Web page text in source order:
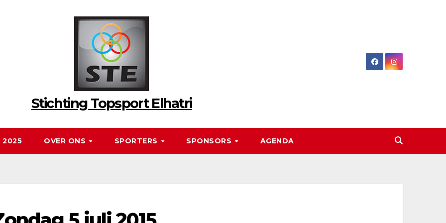
Stichting Topsport Elhatri
2025 OVER ONS SPORTERS SPONSORS AGENDA